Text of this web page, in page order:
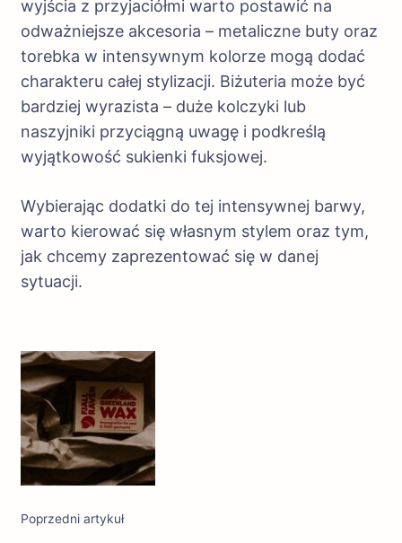
wyjścia z przyjaciółmi warto postawić na
odważniejsze akcesoria – metaliczne buty oraz
torebka w intensywnym kolorze mogą dodać
charakteru całej stylizacji. Biżuteria może być
bardziej wyrazista – duże kolczyki lub
naszyjniki przyciągną uwagę i podkreślą
wyjątkowość sukienki fuksjowej.
Wybierając dodatki do tej intensywnej barwy,
warto kierować się własnym stylem oraz tym,
jak chcemy zaprezentować się w danej
sytuacji.
Nawigacja
wpisu
Poprzedni artykuł